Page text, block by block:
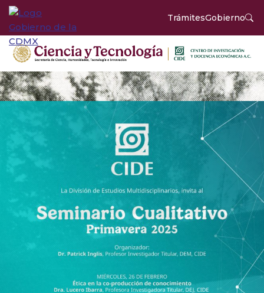
TrámitesGobierno